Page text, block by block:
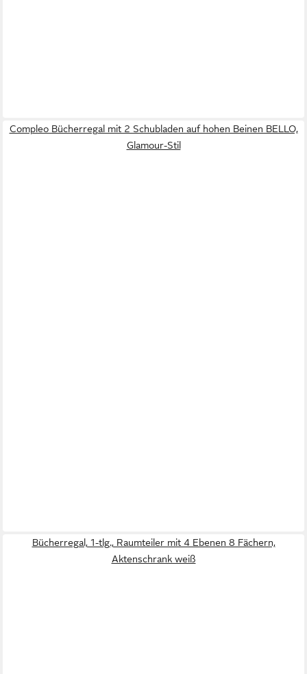
Compleo Bücherregal mit 2 Schubladen auf hohen Beinen BELLO,
Glamour-Stil
Bücherregal, 1-tlg., Raumteiler mit 4 Ebenen 8 Fächern,
Aktenschrank weiß